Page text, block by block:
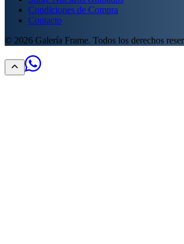
Condiciones de Compra
Contacto
© 2026 Galería Frame. Todos los derechos